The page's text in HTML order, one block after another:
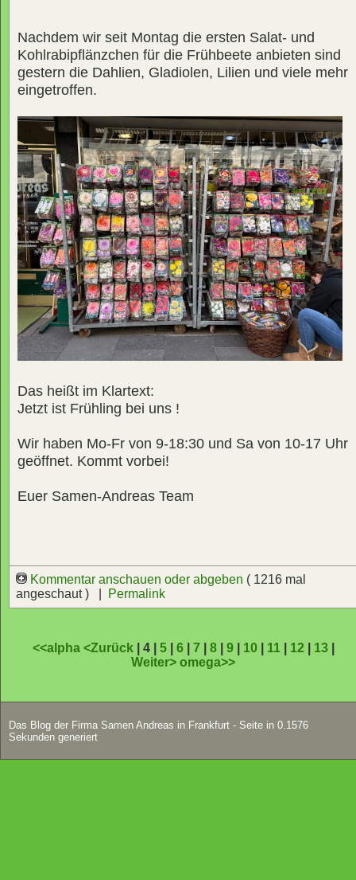
Nachdem wir seit Montag die ersten Salat- und
Kohlrabipflänzchen für die Frühbeete anbieten sind
gestern die Dahlien, Gladiolen, Lilien und viele mehr
eingetroffen.
Das heißt im Klartext:
Jetzt ist Frühling bei uns !
Wir haben Mo-Fr von 9-18:30 und Sa von 10-17 Uhr
geöffnet. Kommt vorbei!
Euer Samen-Andreas Team
Kommentar anschauen oder abgeben ( 1216 mal
angeschaut ) |
Permalink
<<alpha <Zurück | 4 | 5| 6| 7 8| 9| 10| 11| 12| 13|
Weiter>omega>>
Das Blog der Firma Samen Andreas in Frankfurt - Seite in 0.1576
Sekunden generiert